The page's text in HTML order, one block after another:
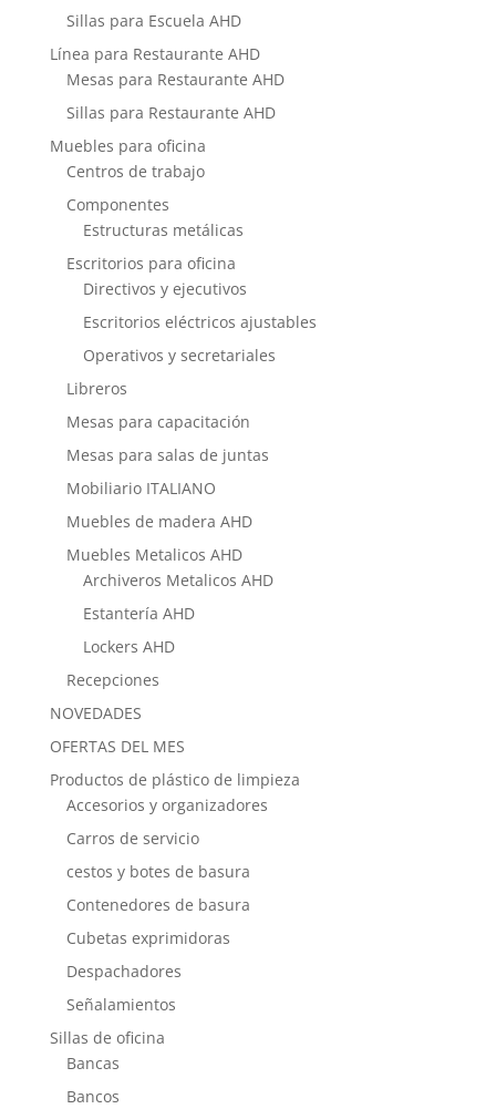
Sillas para Escuela AHD
Línea para Restaurante AHD
Mesas para Restaurante AHD
Sillas para Restaurante AHD
Muebles para oficina
Centros de trabajo
Componentes
Estructuras metálicas
Escritorios para oficina
Directivos y ejecutivos
Escritorios eléctricos ajustables
Operativos y secretariales
Libreros
Mesas para capacitación
Mesas para salas de juntas
Mobiliario ITALIANO
Muebles de madera AHD
Muebles Metalicos AHD
Archiveros Metalicos AHD
Estantería AHD
Lockers AHD
Recepciones
NOVEDADES
OFERTAS DEL MES
Productos de plástico de limpieza
Accesorios y organizadores
Carros de servicio
cestos y botes de basura
Contenedores de basura
Cubetas exprimidoras
Despachadores
Señalamientos
Sillas de oficina
Bancas
Bancos